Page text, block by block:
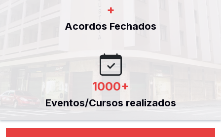
+
Acordos Fechados
1000+
Eventos/Cursos realizados